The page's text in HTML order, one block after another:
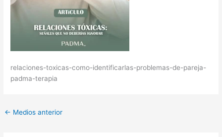
relaciones-toxicas-como-identificarlas-problemas-de-pareja-
padma-terapia
← Medios anterior